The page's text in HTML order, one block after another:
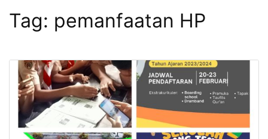
Tag: pemanfaatan HP